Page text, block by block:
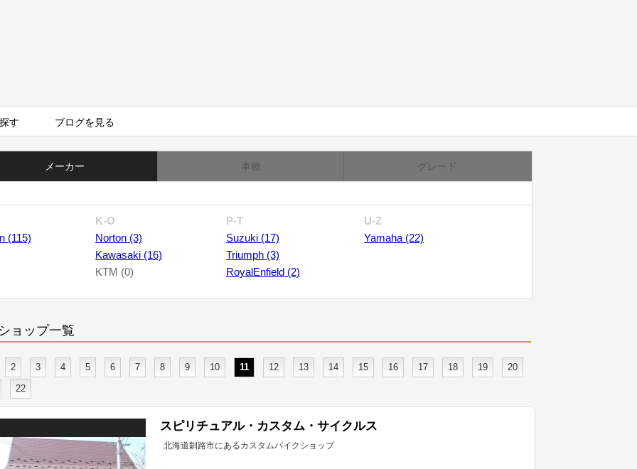
す ブログを見る
メーカー 車種 グレード
(115)
K-O
Norton (3)
Kawasaki (16)
KTM (0)
P-T
Suzuki (17)
Triumph (3)
RoyalEnfield (2)
U-Z
Yamaha (22)
ショップ一覧
2 3 4 5 6 7 8 9 10 11 12 13 14 15 16 17 18 19
20
22
スピリチュアル・カスタム・サイクルス
北海道釧路市にあるカスタムバイクショップ